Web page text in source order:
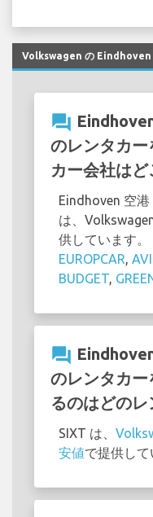
Volkswagen の Eindhoven
question_answer
のレンタカー
カー会社はど
Eindhoven 空
は、
供しています。
EUROPCAR,
BUDGET,
question_answer
のレンタカ
るのはどの
SIXT は、
安値で提供して